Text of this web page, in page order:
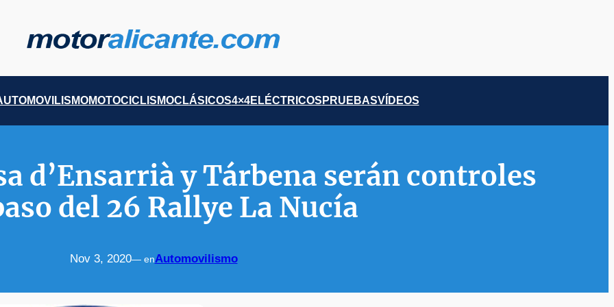
MOTOCICLISMOCLÁSICOS4×4ELÉCTRICOS PRUEBASVÍDEOS
d’Ensarrià y Tárbena serán controles
del 26 Rallye La Nucía
Nov 3, 2020— enAutomovilismo